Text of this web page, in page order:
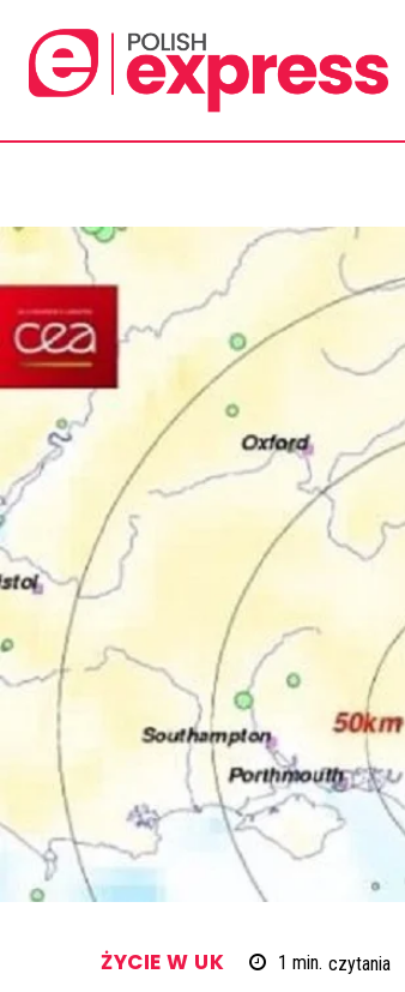
ŻYCIE W UK 1 min. czytania